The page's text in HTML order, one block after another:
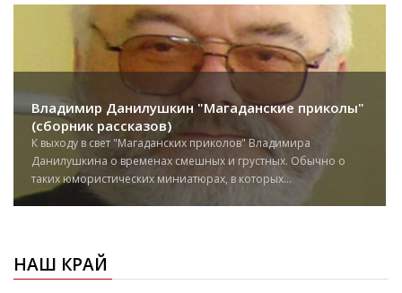
Владимир Данилушкин "Магаданские приколы"
(сборник рассказов)
К выходу в свет "Магаданских приколов" Владимира
Данилушкина о временах смешных и грустных. Обычно о
таких юмористических миниатюрах, в которых...
НАШ КРАЙ